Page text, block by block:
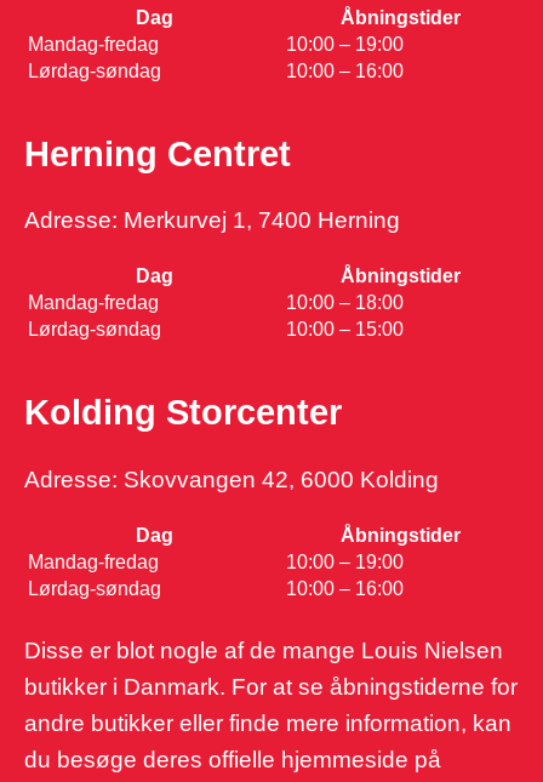
Dag
Åbningstider
Mandag-fredag
10:00 – 19:00
Lørdag-søndag
10:00 – 16:00
Herning Centret
Adresse: Merkurvej 1, 7400 Herning
Dag
Åbningstider
Mandag-fredag
10:00 – 18:00
Lørdag-søndag
10:00 – 15:00
Kolding Storcenter
Adresse: Skovvangen 42, 6000 Kolding
Dag
Åbningstider
Mandag-fredag
10:00 – 19:00
Lørdag-søndag
10:00 – 16:00
Disse er blot nogle af de mange Louis Nielsen
butikker i Danmark. For at se åbningstiderne for
andre butikker eller finde mere information, kan
du besøge deres offielle hjemmeside på